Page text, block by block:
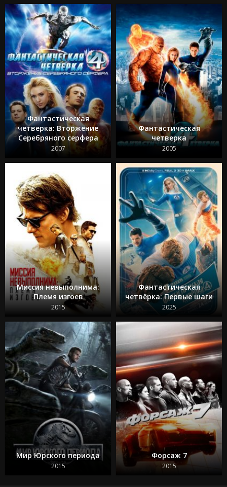
Фантастическая
четверка: Вторжение
Серебряного серфера
2007
Фантастическая
четверка
2005
Миссия невыполнима:
Племя изгоев
2015
Фантастическая
четвёрка: Первые шаги
2025
Мир Юрского периода
2015
Форсаж 7
2015